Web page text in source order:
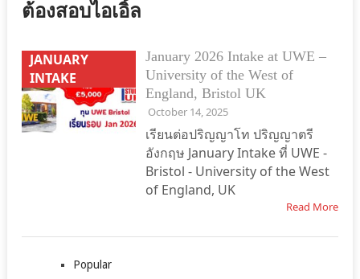
ต้องสอบไอเอิ้ล
JANUARY
INTAKE
January 2026 Intake at UWE –
University of the West of
England, Bristol UK
October 14, 2025
เรียนต่อปริญญาโท ปริญญาตรี
อังกฤษ January Intake ที่ UWE -
Bristol - University of the West
of England, UK
Read More
Popular